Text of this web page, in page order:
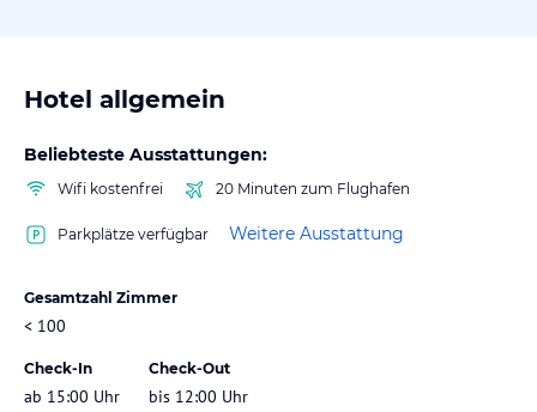
Hotel allgemein
Beliebteste Ausstattungen:
Wifi kostenfrei 20 Minuten zum Flughafen
Parkplätze verfügbar Weitere Ausstattung
Gesamtzahl Zimmer
< 100
Check-In
ab 15:00 Uhr
Check-Out
bis 12:00 Uhr